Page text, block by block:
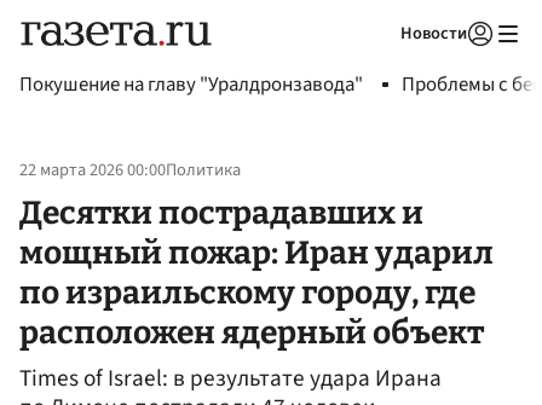
Новости
Покушение на главу "Уралдронзавода" Проблемы с
22 марта 2026 00:00Политика
Десятки пострадавших и
мощный пожар: Иран ударил
по израильскому городу, где
расположен ядерный объект
Times of Israel: в результате удара Ирана